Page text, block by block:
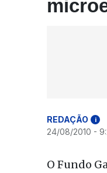
REDAÇÃO i
24/08/2010 -
O Fundo